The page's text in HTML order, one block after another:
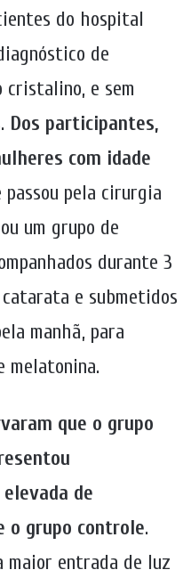
do hospital
de
e sem
Dos participantes,
com idade
passou pela cirurgia
um grupo de
durante 3
e submetidos
manhã, para
melatonina.
que o grupo
de
o grupo controle.
maior entrada de luz